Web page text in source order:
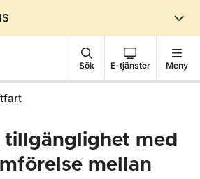
Sök E-tjänster Meny
tillgänglighet med
mellan